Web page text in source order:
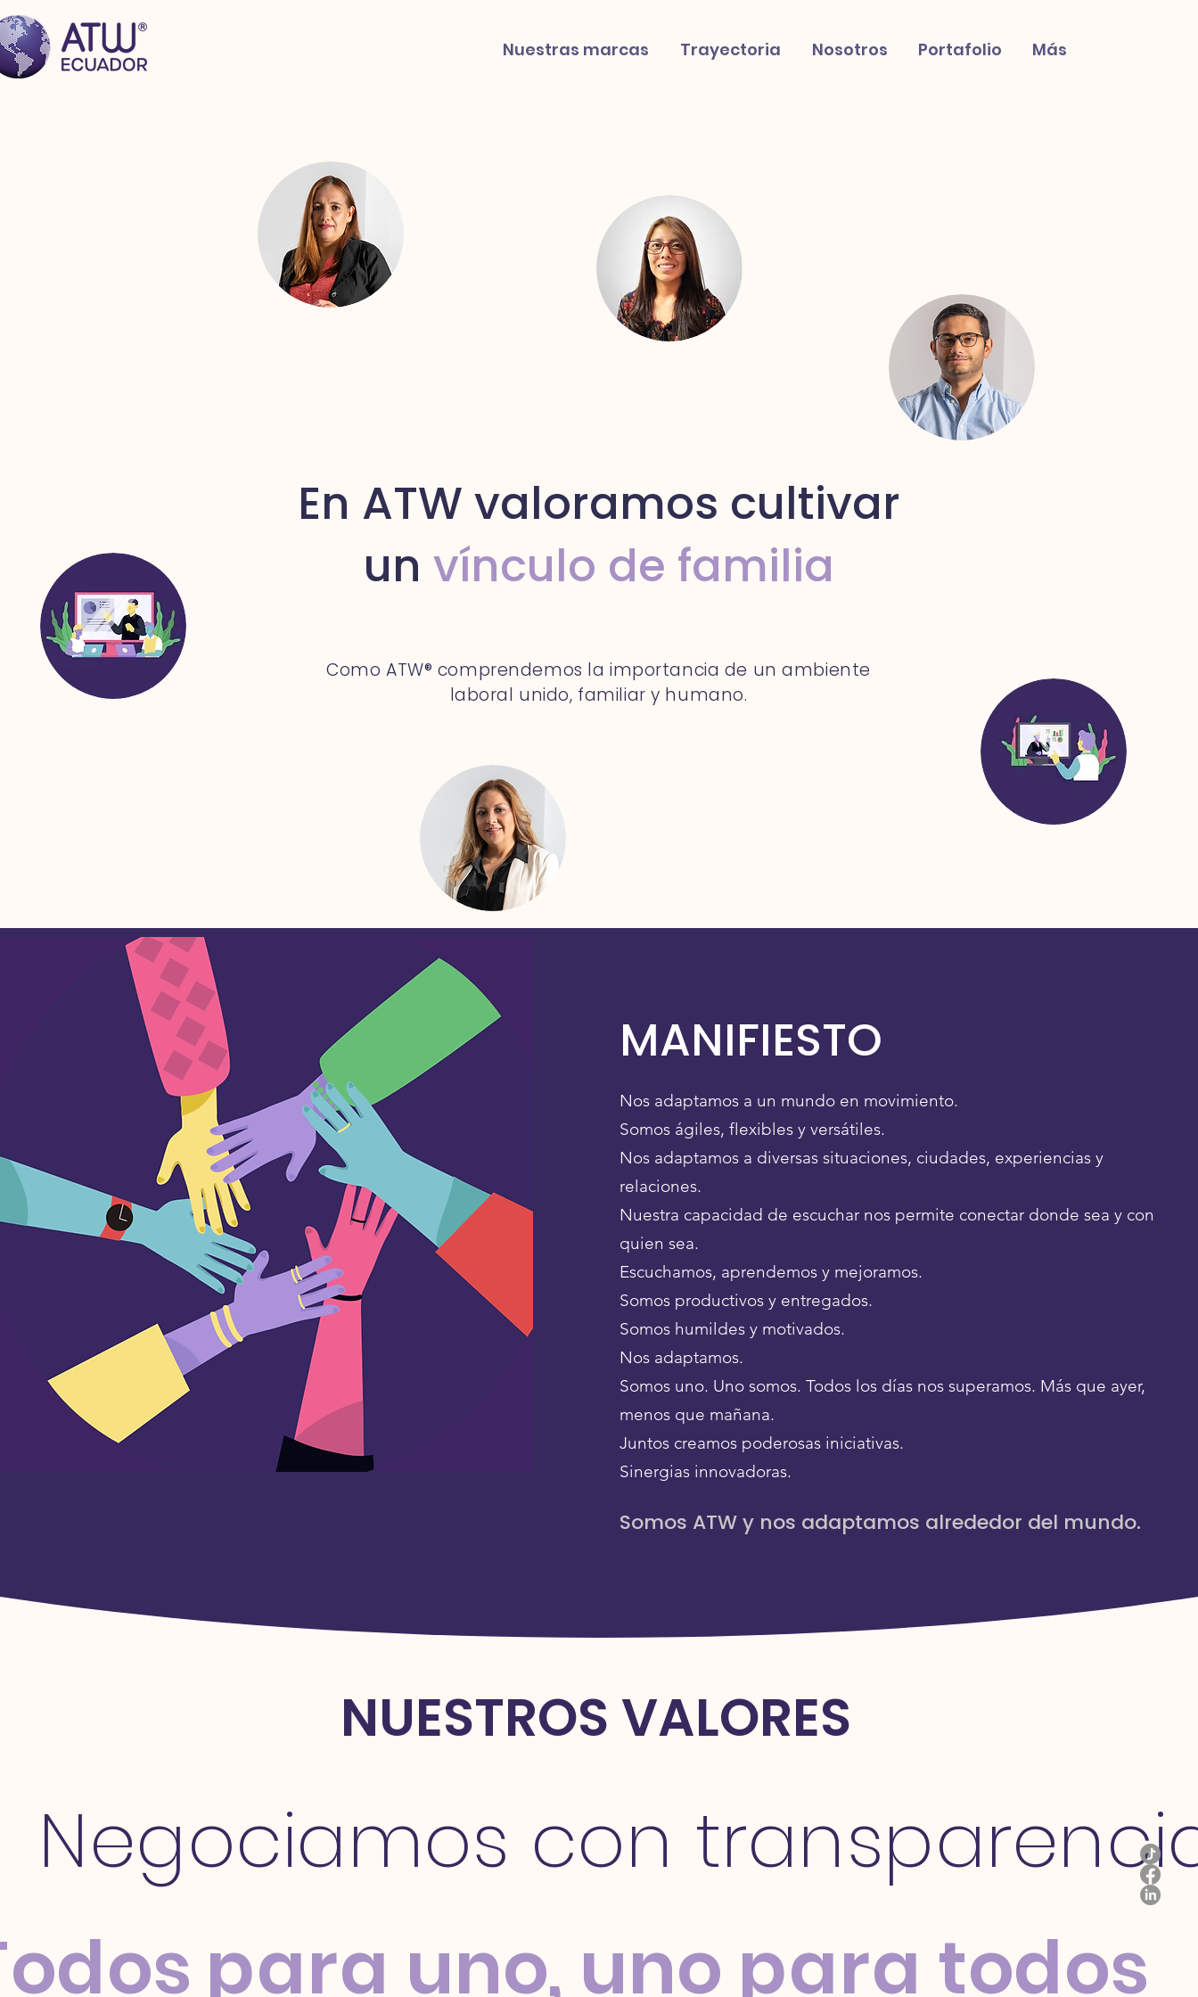
Nuestras marcas Trayectoria Nosotros Portafolio Más
En ATW valoramos cultivar
un vínculo de familia
Como ATW® comprendemos la importancia de un ambiente
laboral unido, familiar y humano.
MANIFIESTO
Nos adaptamos a un mundo en movimiento.
Somos ágiles, flexibles y versátiles.
Nos adaptamos a diversas situaciones, ciudades, experiencias y
relaciones.
Nuestra capacidad de escuchar nos permite conectar donde sea y con
quien sea.
Escuchamos, aprendemos y mejoramos.
Somos productivos y entregados.
Somos humildes y motivados.
Nos adaptamos.
Somos uno. Uno somos. Todos los días nos superamos. Más que ayer,
menos que mañana.
Juntos creamos poderosas iniciativas.
Sinergias innovadoras.
Somos ATW y nos adaptamos alrededor del mundo.
NUESTROS VALORES
Negociamos con
para uno, uno para todos